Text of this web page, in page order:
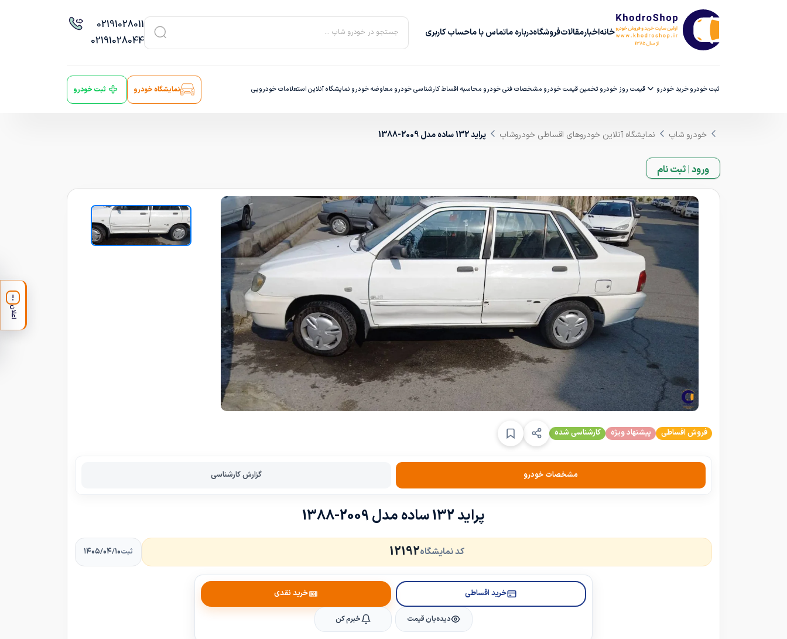
خانهاخبارمقالاتفروشگاهدرباره‌ ماتماس با ماحساب کاربری جستجو در خودرو شاپ ...
02191028011
02191028044
ثبت خودروخرید خودرو قیمت روز خودرو تخمین قیمت خودرو مشخصات فنی خودرو محاسبه اقساطکارشناسی خودرو معاوضه خودرو نمایشگاه آنلایناستعلامات خودرویی نمایشگاه خودرو ثبت خودرو
خودرو شاپ نمایشگاه آنلاین خودروهای اقساطی خودروشاپ پراید 132 ساده مدل 2009-1388
ورود | ثبت نام
فروش اقساطی پیشنهاد ویژه کارشناسی شده
مشخصات خودرو گزارش کارشناسی
پراید 132 ساده مدل 2009-1388
کد نمایشگاه12192 ثبت۱۴۰۵/۰۴/۱۰
خرید اقساطی خرید نقدی
دیده‌بان قیمت خبرم کن
!
اعلان